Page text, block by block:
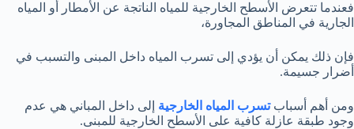
فعندما تتعرض الأسطح الخارجية للمياه الناتجة عن الأمطار أو المياه
الجارية في المناطق المجاورة،
فإن ذلك يمكن أن يؤدي إلى تسرب المياه داخل المبنى والتسبب في
أضرار جسيمة.
ومن أهم أسبابتسرب المياه الخارجية إلى داخل المباني هي عدم
وجود طبقة عازلة كافية على الأسطح الخارجية للمبنى.